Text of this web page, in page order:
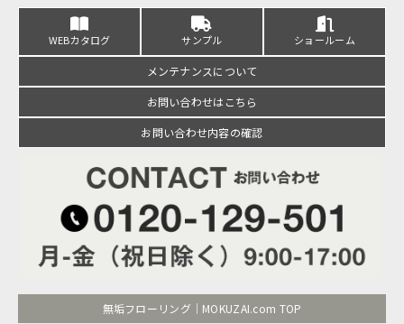
WEBカタログ サンプル ショールーム
メンテナンスについて
お問い合わせはこちら
お問い合わせ内容の確認
無垢フローリング｜MOKUZAI.com TOP